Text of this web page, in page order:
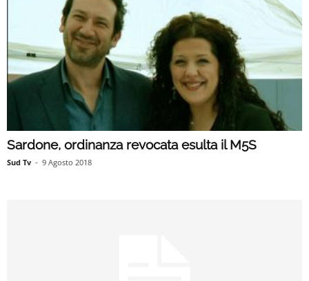
Sardone, ordinanza revocata esulta il M5S
Sud Tv - 9 Agosto 2018